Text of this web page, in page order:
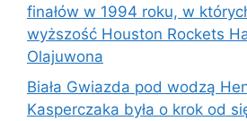
finałów w 1994 roku, w
wyższość Houston Rockets
Olajuwona
Biała Gwiazda pod wodzą
Kasperczaka była o krok od